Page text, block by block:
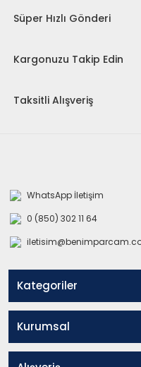
Süper Hızlı Gönderi
Kargonuzu Takip Edin
Taksitli Alışveriş
WhatsApp İletişim
0 (850) 302 11 64
Kategoriler
Kurumsal